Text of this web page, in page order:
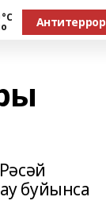
°С Антитеррор
буйынса